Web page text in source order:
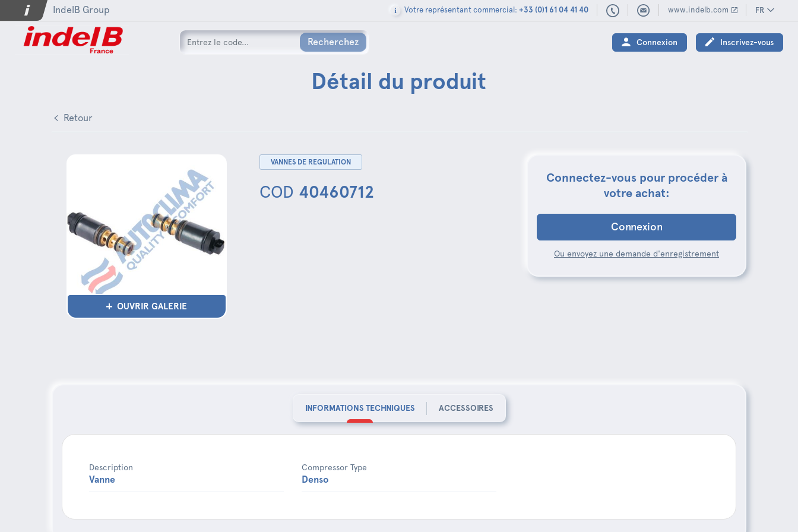
IndelB Group Votre représentant commercial: +33 (0)1 61 04 41 40
(0)1
61
41
www.indelb.com FR
Recherchez Connexion Inscrivez-vous
Détail du produit
Retour
OUVRIR GALERIE
VANNES DE REGULATION
COD 40460712
Connectez-vous pour procéder à
votre achat:
Connexion
Ou envoyez une demande d'enregistrement
INFORMATIONS TECHNIQUES ACCESSOIRES
Description
Vanne
Compressor Type
Denso